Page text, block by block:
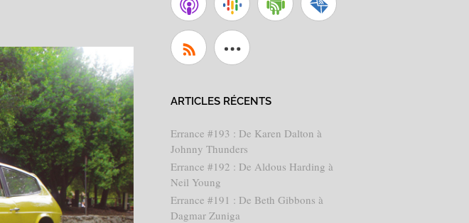
ARTICLES RÉCENTS
Errance #193 : De Karen Dalton à
Johnny Thunders
Errance #192 : De Aldous Harding à
Neil Young
Errance #191 : De Beth Gibbons à
Dagmar Zuniga